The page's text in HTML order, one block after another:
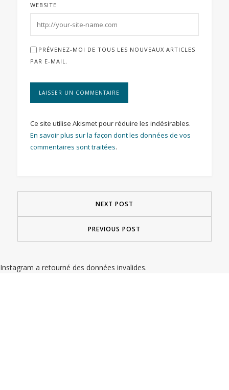
WEBSITE
PRÉVENEZ-MOI DE TOUS LES NOUVEAUX ARTICLES
PAR E-MAIL.
Ce site utilise Akismet pour réduire les indésirables.
En savoir plus sur la façon dont les données de vos
commentaires sont traitées.
NEXT POST
PREVIOUS POST
Instagram a retourné des données invalides.